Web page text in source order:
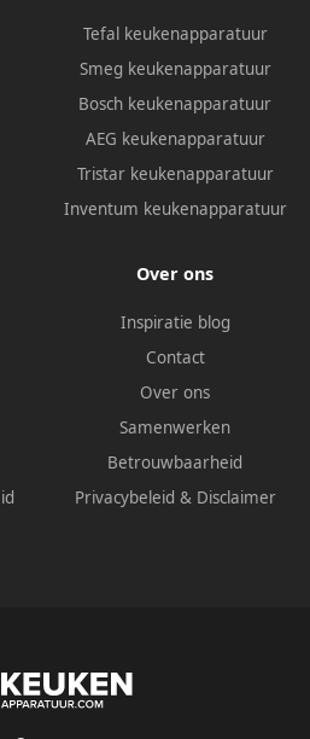
Tefal keukenapparatuur
Smeg keukenapparatuur
Bosch keukenapparatuur
AEG keukenapparatuur
Tristar keukenapparatuur
Inventum keukenapparatuur
Over ons
Inspiratie blog
Contact
Over ons
Samenwerken
Betrouwbaarheid
Privacybeleid & Disclaimer